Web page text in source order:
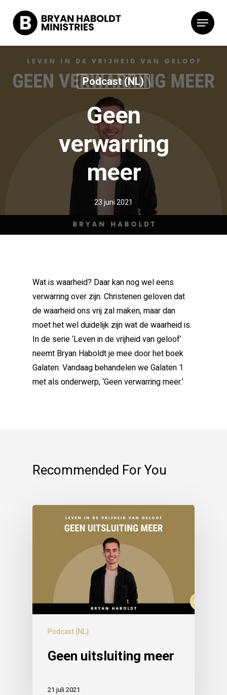
Podcast (NL)
Geen
verwarring
meer
23 juni 2021
Wat is waarheid? Daar kan nog wel eens
verwarring over zijn. Christenen geloven dat
de waarheid ons vrij zal maken, maar dan
moet het wel duidelijk zijn wat de waarheid is.
In de serie ‘Leven in de vrijheid van geloof’
neemt Bryan Haboldt je mee door het boek
Galaten. Vandaag behandelen we Galaten 1
met als onderwerp, ‘Geen verwarring meer.’
Recommended For You
Podcast (NL)
Geen uitsluiting meer
21 juli 2021